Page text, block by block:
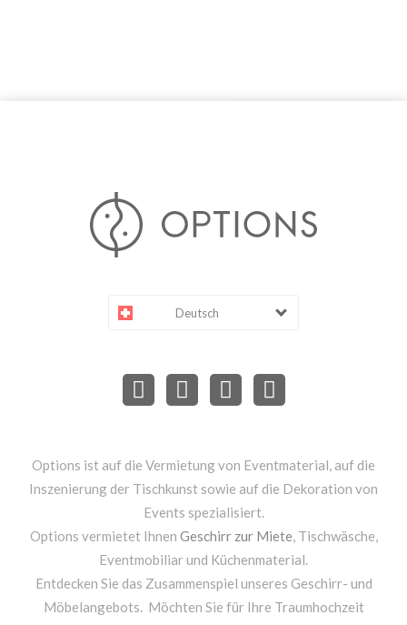
Deutsch
Options ist auf die Vermietung von Eventmaterial, auf die
Inszenierung der Tischkunst sowie auf die Dekoration von
Events spezialisiert.
Options vermietet Ihnen Geschirr zur Miete, Tischwäsche,
Eventmobiliar und Küchenmaterial.
Entdecken Sie das Zusammenspiel unseres Geschirr- und
Möbelangebots. Möchten Sie für Ihre Traumhochzeit